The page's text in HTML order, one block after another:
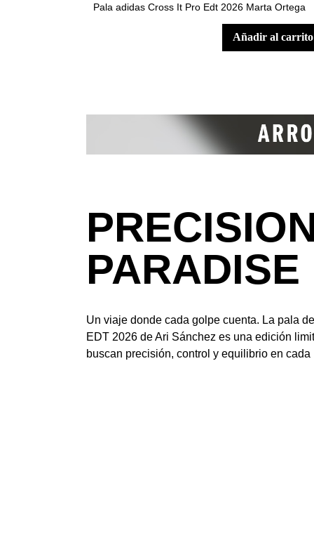
Pala adidas Cross It Pro Edt 2026 Marta Ortega
añadir al carrito
PARADISE
Un viaje donde cada golpe cuenta. La pala
EDT 2026 de Ari Sánchez es una edición
buscan precisión, control y equilibrio en cada